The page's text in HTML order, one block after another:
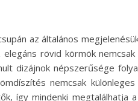
az általános
rövid körmök
dizájnok népszerűsége
nemcsak
így mindenki megtalálhatja